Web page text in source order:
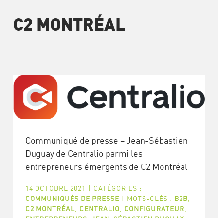
C2 MONTRÉAL
Communiqué de presse – Jean-Sébastien
Duguay de Centralio parmi les
entrepreneurs émergents de C2 Montréal
14 OCTOBRE 2021 | CATÉGORIES :
COMMUNIQUÉS DE PRESSE | MOTS-CLÉS : B2B
C2 MONTRÉAL
CENTRALIO CONFIGURATEUR